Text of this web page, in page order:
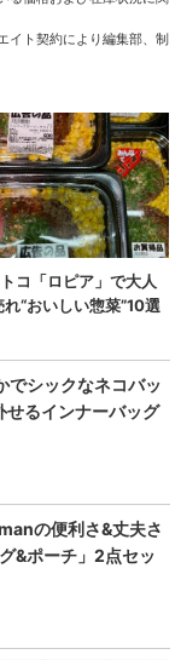
イト契約により編集部、制